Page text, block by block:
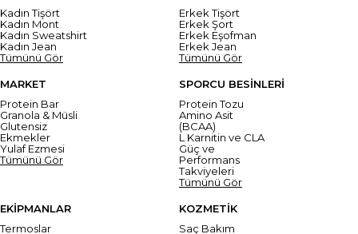
Kadın Tişört
Kadın Mont
Kadın Sweatshirt
Kadın Jean
Tümünü Gör
Erkek Tişört
Erkek Şort
Erkek Eşofman
Erkek Jean
Tümünü Gör
MARKET
Protein Bar
Granola & Müsli
Glutensiz
Ekmekler
Yulaf Ezmesi
Tümünü Gör
SPORCU BESİNLERİ
Protein Tozu
Amino Asit
(BCAA)
L Karnitin ve CLA
Güç ve
Performans
Takviyeleri
Tümünü Gör
EKİPMANLAR
Termoslar
KOZMETİK
Saç Bakım